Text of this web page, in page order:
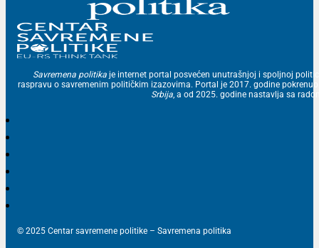
Savremena politika je internet portal posvećen unutrašnjoj i spoljnoj
raspravu o savremenim političkim izazovima. Portal je 2017. godine
Srbija , a od 2025. godine nastavlja sa
© 2025 Centar savremene politike – Savremena politika